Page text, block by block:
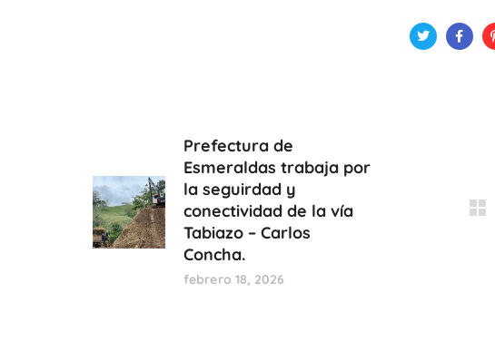
Prefectura de
Esmeraldas trabaja por
la seguirdad y
conectividad de la vía
Tabiazo – Carlos
Concha.
febrero 18, 2026